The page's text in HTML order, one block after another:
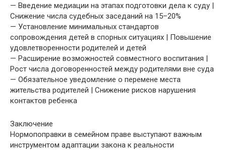
— Введение медиации на этапах подготовки дела к суду |
Снижение числа судебных заседаний на 15–20%
— Установление минимальных стандартов
сопровождения детей в спорных ситуациях | Повышение
удовлетворенности родителей и детей
— Расширение возможностей совместного воспитания |
Рост числа договоренностей между родителями вне суда
— Обязательное уведомление о перемене места
жительства родителей | Снижение рисков нарушения
контактов ребенка
Заключение
Нормопоправки в семейном праве выступают важным
инструментом адаптации закона к реальности